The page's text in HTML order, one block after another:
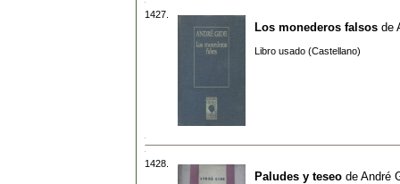
1427.
Los monederos falsos de
Libro usado (Castellano)
1428.
Paludes y teseo de André